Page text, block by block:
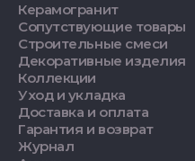
Керамогранит
Сопутствующие товары
Строительные смеси
Декоративные изделия
Коллекции
Уход и укладка
Доставка и оплата
Гарантия и возврат
Журнал